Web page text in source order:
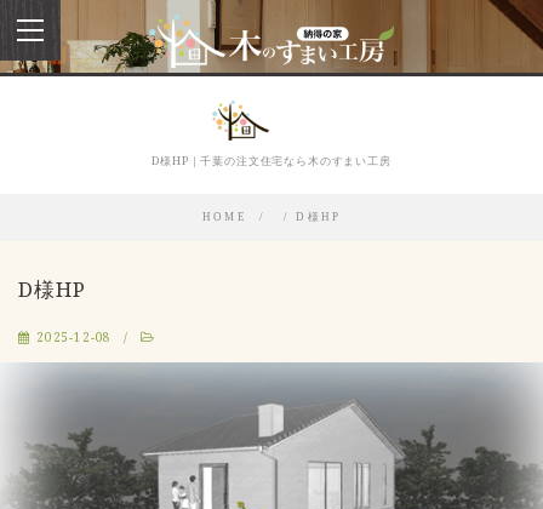
toggle
navigation
D様HP｜千葉の注文住宅なら木のすまい工房
HOME D様HP
D様HP
2025-12-08